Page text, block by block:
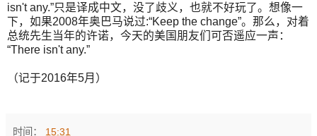
isn't any.”只是译成中文，没了歧义，也就不好玩了。想像一
下，如果2008年奥巴马说过:“Keep the change”。那么，对着
总统先生当年的许诺，今天的美国朋友们可否遥应一声：
“There isn't any.”
（记于2016年5月）
时间： 15:31